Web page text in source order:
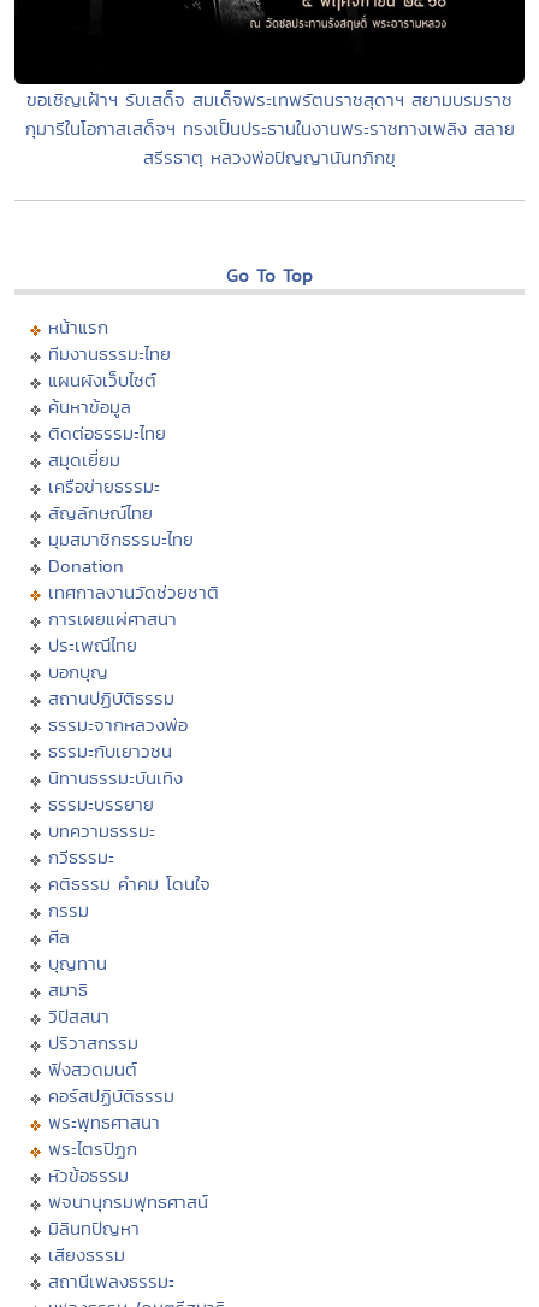
ขอเชิญเฝ้าฯ รับเสด็จ สมเด็จพระเทพรัตนราชสุดาฯ สยามบรมราช
กุมารีในโอกาสเสด็จฯ ทรงเป็นประธานในงานพระราชทางเพลิง สลาย
สรีรธาตุ หลวงพ่อปัญญานันทภิกขุ
Go To Top
หน้าแรก
ทีมงานธรรมะไทย
แผนผังเว็บไซต์
ค้นหาข้อมูล
ติดต่อธรรมะไทย
สมุดเยี่ยม
เครือข่ายธรรมะ
สัญลักษณ์ไทย
มุมสมาชิกธรรมะไทย
Donation
เทศกาลงานวัดช่วยชาติ
การเผยแผ่ศาสนา
ประเพณีไทย
บอกบุญ
สถานปฏิบัติธรรม
ธรรมะจากหลวงพ่อ
ธรรมะกับเยาวชน
นิทานธรรมะบันเทิง
ธรรมะบรรยาย
บทความธรรมะ
กวีธรรมะ
คติธรรม คำคม โดนใจ
กรรม
ศีล
บุญทาน
สมาธิ
วิปัสสนา
ปริวาสกรรม
ฟังสวดมนต์
คอร์สปฏิบัติธรรม
พระพุทธศาสนา
พระไตรปิฏก
หัวข้อธรรม
พจนานุกรมพุทธศาสน์
มิลินทปัญหา
เสียงธรรม
สถานีเพลงธรรมะ